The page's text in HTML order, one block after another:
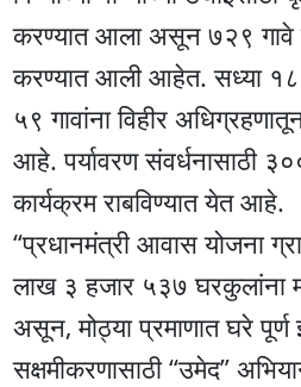
करण्यात आला असून ७२९ गावे
करण्यात आली आहेत. सध्या १८
५९ गावांना विहीर
आहे. पर्यावरण संवर्धनासाठी
कार्यक्रम राबविण्यात येत आहे.
“प्रधानमंत्री आवास योजना
लाख ३ हजार ५३७ घरकुलांना
असून, मोठ्या प्रमाणात घरे
सक्षमीकरणासाठी “उमेद”